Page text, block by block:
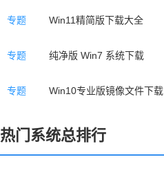
专题 Win11精简版下载大全
专题 纯净版 Win7 系统下载
专题 Win10专业版镜像文件下载
热门系统总排行